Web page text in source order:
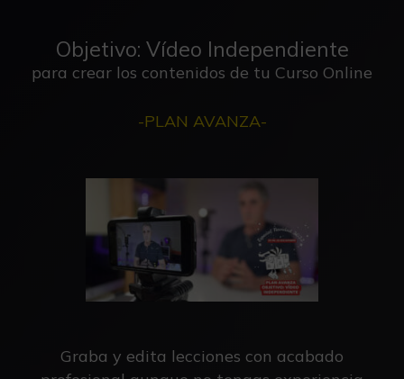
Objetivo: Vídeo Independiente
para crear los contenidos de tu Curso Online
-PLAN AVANZA-
Graba y edita lecciones con acabado